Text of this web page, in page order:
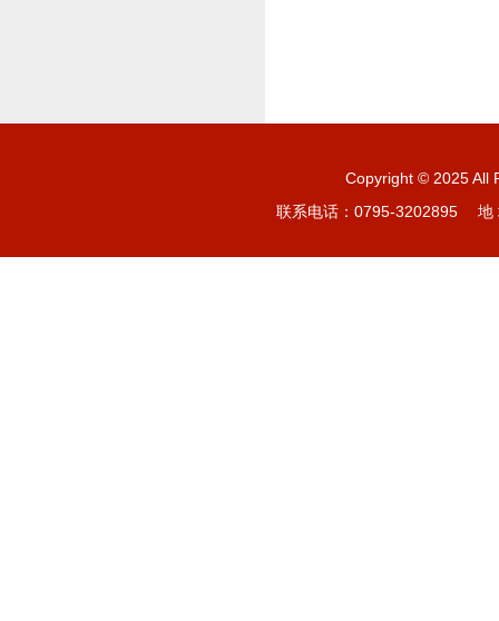
Copyright © 2025 All
联系电话：0795-3202895 地